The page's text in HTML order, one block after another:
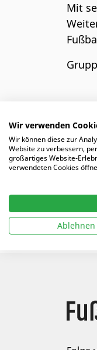
Mit
ALLE
Wir verwenden
Wir können diese zur
Website zu verbessern,
großartiges Website-
verwendeten Cookies
Ablehnen